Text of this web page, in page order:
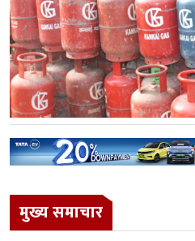
मुख्य समाचार